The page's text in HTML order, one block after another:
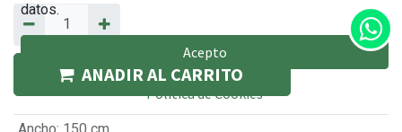
AÑADIR AL CARRITO
Ancho: 150 cm
datos.
Acepto
Política de Cookies